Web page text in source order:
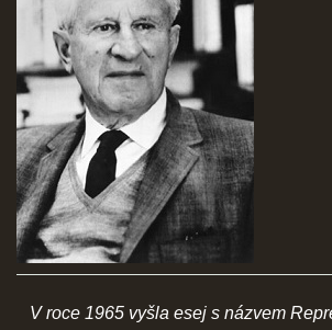
NACIONÁLNÍ SOCIALISMUS
PROPAGAČNÍ MATERIÁLY A DALŠÍ
SOCIÁLNÍ SÍTĚ
© 2026 eStránky.cz |
V roce 1965 vyšla esej s názvem